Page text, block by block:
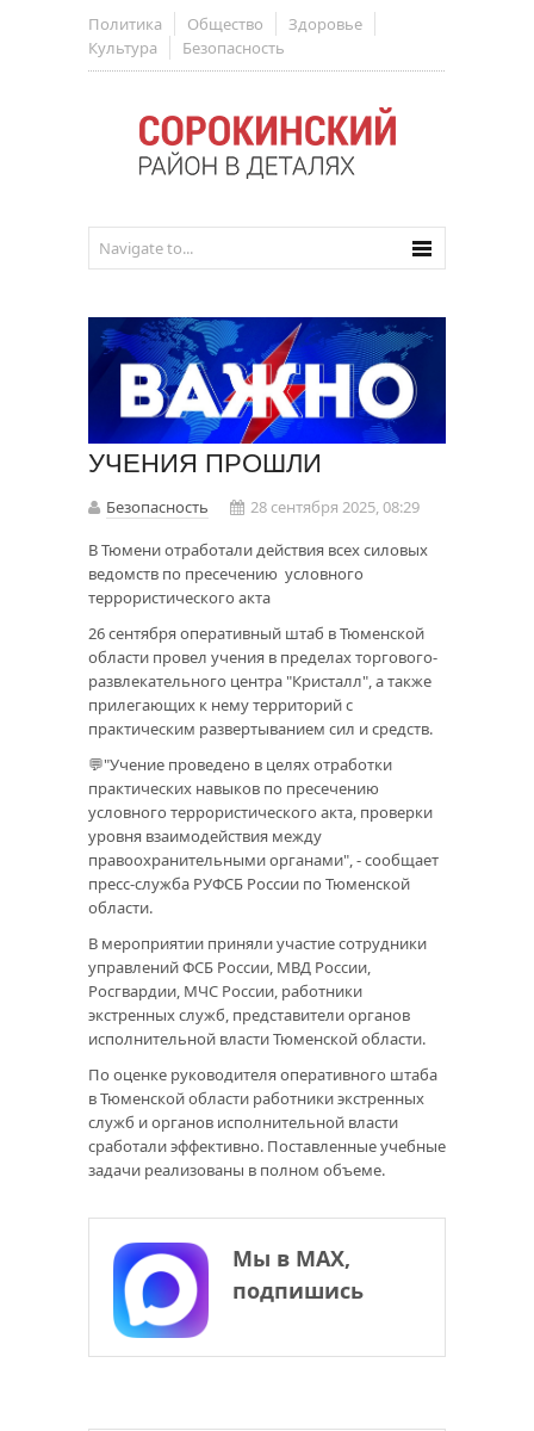
Политика Общество
Здоровье
Культура
Безопасность
УЧЕНИЯ ПРОШЛИ
Безопасность
28 сентября 2025, 08:29
В Тюмени отработали действия всех силовых
ведомств по пресечению условного
террористического акта
26 сентября оперативный штаб в Тюменской
области провел учения в пределах торгового-
развлекательного центра "Кристалл", а также
прилегающих к нему территорий с
практическим развертыванием сил и средств.
💬"Учение проведено в целях отработки
практических навыков по пресечению
условного террористического акта, проверки
уровня взаимодействия между
правоохранительными органами", - сообщает
пресс-служба РУФСБ России по Тюменской
области.
В мероприятии приняли участие сотрудники
управлений ФСБ России, МВД России,
Росгвардии, МЧС России, работники
экстренных служб, представители органов
исполнительной власти Тюменской области.
По оценке руководителя оперативного штаба
в Тюменской области работники экстренных
служб и органов исполнительной власти
сработали эффективно. Поставленные учебные
задачи реализованы в полном объеме.
Мы в МАХ,
подпишись